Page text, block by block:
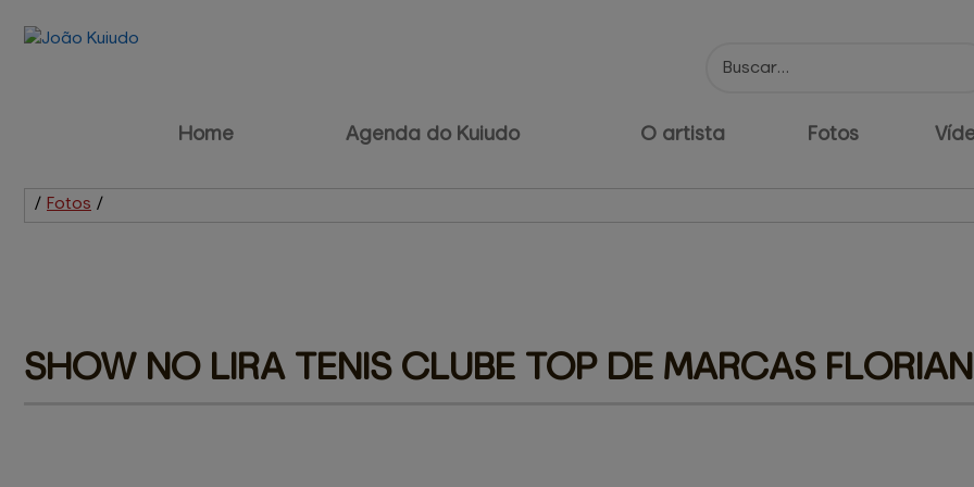
Home Agenda do Kuiudo O artista Fotos
/ Fotos /
SHOW NO LIRA TENIS CLUBE TOP DE MARCAS